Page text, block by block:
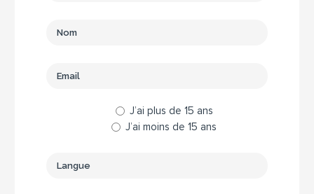
J’ai plus de 15 ans
J’ai moins de 15 ans